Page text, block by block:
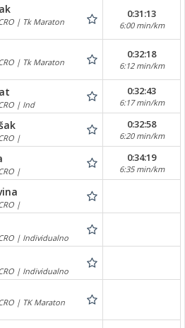
| Tk Maraton
0:31:13
6:00 min/km
| Tk Maraton
0:32:18
6:12 min/km
| Ind
0:32:43
6:17 min/km
|
0:32:58
6:20 min/km
|
0:34:19
6:35 min/km
|
| Individualno
| Individualno
| TK Maraton